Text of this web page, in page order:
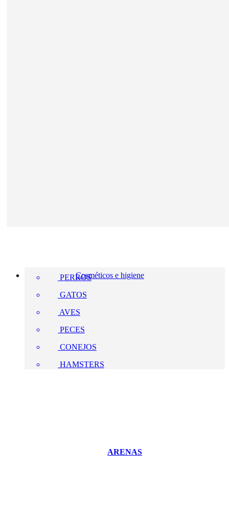
Cosméticos e higiene
PERROS
GATOS
AVES
PECES
CONEJOS
HAMSTERS
ARENAS